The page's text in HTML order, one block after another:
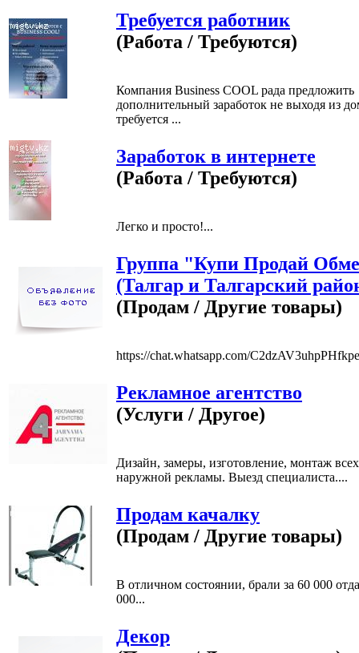
Требуется работник
(Работа / Требуются)
Компания Business COOL рада предложить
дополнительный заработок не выходя из
требуется ...
Заработок в интернете
(Работа / Требуются)
Легко и просто!...
Группа "Купи Продай
(Талгар и Талгарский
(Продам / Другие товары)
https://chat.whatsapp.com/
Рекламное агентство
(Услуги / Другое)
Дизайн, замеры, изготовление, монтаж
наружной рекламы. Выезд специалиста....
Продам качалку
(Продам / Другие товары)
В отличном состоянии, брали за 60 000
000...
Декор